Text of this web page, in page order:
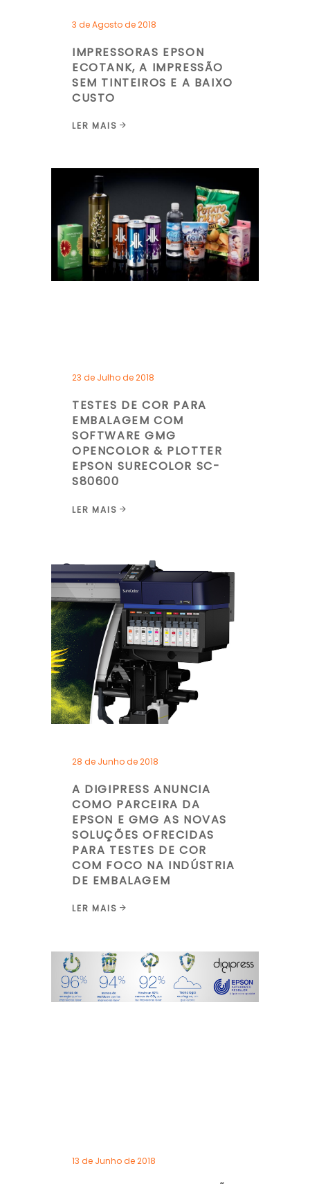
3 de Agosto de 2018
IMPRESSORAS EPSON
ECOTANK, A IMPRESSÃO
SEM TINTEIROS E A BAIXO
CUSTO
LER MAIS
23 de Julho de 2018
TESTES DE COR PARA
EMBALAGEM COM
SOFTWARE GMG
OPENCOLOR & PLOTTER
EPSON SURECOLOR SC-
S80600
LER MAIS
28 de Junho de 2018
A DIGIPRESS ANUNCIA
COMO PARCEIRA DA
EPSON E GMG AS NOVAS
SOLUÇÕES OFRECIDAS
PARA TESTES DE COR
COM FOCO NA INDÚSTRIA
DE EMBALAGEM
LER MAIS
13 de Junho de 2018